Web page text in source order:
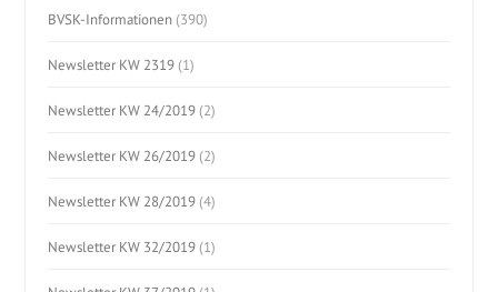
BVSK-Informationen (390)
Newsletter KW 2319 (1)
Newsletter KW 24/2019 (2)
Newsletter KW 26/2019 (2)
Newsletter KW 28/2019 (4)
Newsletter KW 32/2019 (1)